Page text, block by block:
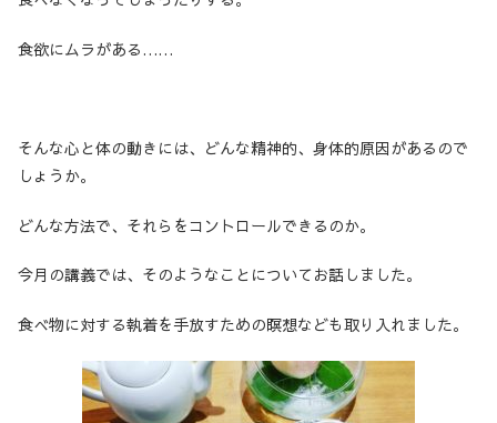
食欲にムラがある……
そんな心と体の動きには、どんな精神的、身体的原因があるので
しょうか。
どんな方法で、それらをコントロールできるのか。
今月の講義では、そのようなことについてお話しました。
食べ物に対する執着を手放すための瞑想なども取り入れました。